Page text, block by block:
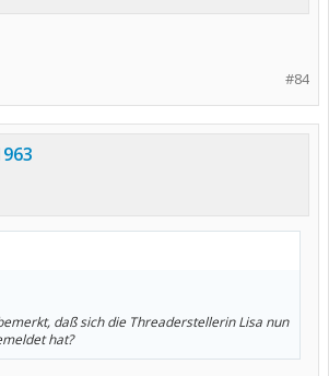
#84
daß sich die Threaderstellerin Lisa nun
hat?